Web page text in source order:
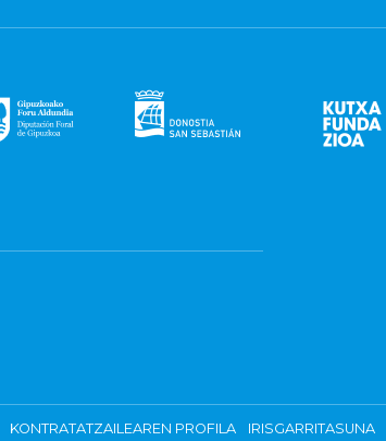
KONTRATATZAILEAREN PROFILA IRISGARRITASUNA